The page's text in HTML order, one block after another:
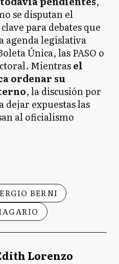
se disputan el
para debates que
agenda legislativa
Única, las PASO o
Mientrasel
ordenar su
, la discusión por
dejar expuestas las
al oficialismo
BERNI
Lorenzo